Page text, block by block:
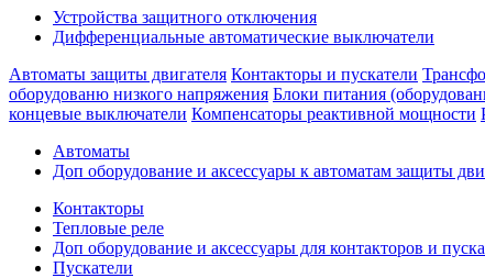
Устройства защитного отключения
Дифференциальные автоматические выключатели
Автоматы защиты двигателя Контакторы и пускатели
оборудованю низкого напряжения Блоки питания
концевые выключатели Компенсаторы реактивной мощности
Автоматы
Доп оборудование и аксессуары к автоматам защиты
Контакторы
Тепловые реле
Доп оборудование и аксессуары для контакторов и
Пускатели